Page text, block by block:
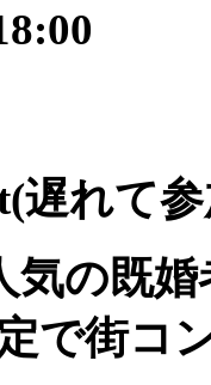
遅れて
気の既
で街コ